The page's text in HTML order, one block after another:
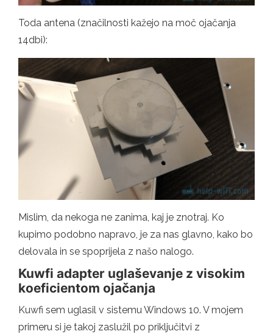
Toda antena (značilnosti kažejo na moč ojačanja
14dbi):
Mislim, da nekoga ne zanima, kaj je znotraj. Ko
kupimo podobno napravo, je za nas glavno, kako bo
delovala in se spoprijela z našo nalogo.
Kuwfi adapter uglaševanje z visokim
koeficientom ojačanja
Kuwfi sem uglasil v sistemu Windows 10. V mojem
primeru si je takoj zaslužil po priključitvi z